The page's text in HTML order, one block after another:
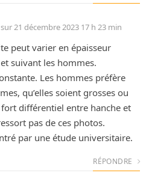
sur21 décembre 2023 17 h 23 min
peut varier en épaisseur
suivant les hommes.
Les hommes préfère
qu’elles soient grosses ou
différentiel entre hanche et
pas de ces photos.
par une étude universitaire.
RÉPONDRE